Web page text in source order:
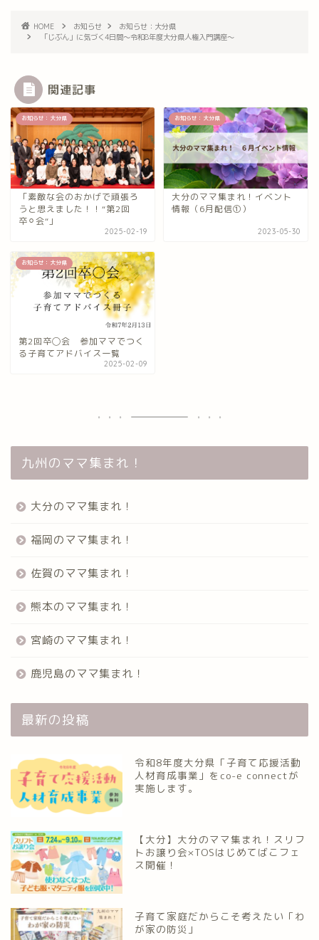
HOME お知らせ
お知らせ：大分県
「じぶん」に気づく4日間～令和8年度大分県人権入門講座～
関連記事
お知らせ：大分県
「素敵な会のおかげで頑張ろ
うと思えました！！“第2回
卒⚪︎会“」
2025-02-19
お知らせ：大分県
大分のママ集まれ！イベント
情報（6月配信①）
2023-05-30
お知らせ：大分県
第2回卒◯会 参加ママでつく
る子育てアドバイス一覧
2025-02-09
九州のママ集まれ！
大分のママ集まれ！
福岡のママ集まれ！
佐賀のママ集まれ！
熊本のママ集まれ！
宮崎のママ集まれ！
鹿児島のママ集まれ！
最新の投稿
令和8年度大分県「子育て応援活動
人材育成事業」をco-e connectが
実施します。
【大分】大分のママ集まれ！スリフ
トお譲り会×TOSはじめてばこフェ
ス開催！
子育て家庭だからこそ考えたい「わ
が家の防災」
大分のママ集まれ！につ
大分ママのサークル
福岡のママ集まれ！